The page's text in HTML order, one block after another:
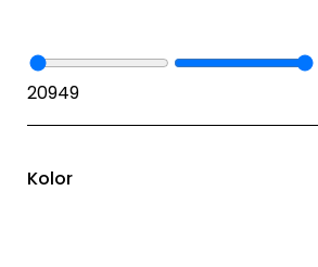
20949
Kolor